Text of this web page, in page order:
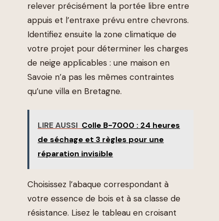
relever précisément la portée libre entre
appuis et l’entraxe prévu entre chevrons.
Identifiez ensuite la zone climatique de
votre projet pour déterminer les charges
de neige applicables : une maison en
Savoie n’a pas les mêmes contraintes
qu’une villa en Bretagne.
LIRE AUSSI Colle B-7000 : 24 heures
de séchage et 3 règles pour une
réparation invisible
Choisissez l’abaque correspondant à
votre essence de bois et à sa classe de
résistance. Lisez le tableau en croisant